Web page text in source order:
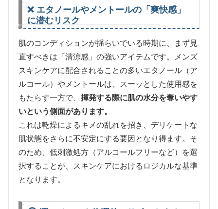
❌ エタノールやメントールの「爽快感」
に潜むリスク
肌のコンディションが揺らいでいる時期に、まず見
直すべきは「清涼感」の強いアイテムです。メンズ
スキンケアに配合されることの多いエタノール（ア
ルコール）やメントールは、スーッとした使用感を
もたらす一方で、 揮発する際に肌の水分を奪いやす
いという側面があります。
これは乾燥によるキメの乱れを招き、デリケートな
肌状態をさらに不安定にする要因となり得ます。そ
のため、低刺激処方（アルコールフリーなど）を選
択することが、スキンケアにおけるロジカルな基準
となります。